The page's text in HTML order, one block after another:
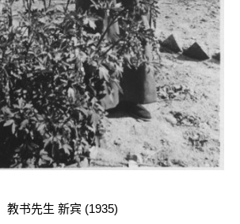
教书先生 新宾 (1935)